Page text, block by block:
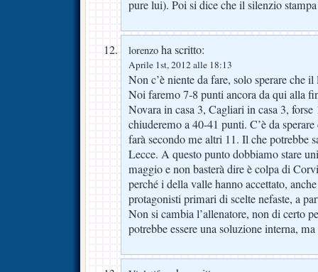
pure lui). Poi si dice che il silenzio
lorenzo ha scritto:
Aprile 1st, 2012 alle 18:13
Non c’è niente da fare, solo sperare che
Noi faremo 7-8 punti ancora da qui alla
Novara in casa 3, Cagliari in casa 3,
chiuderemo a 40-41 punti. C’è da
farà secondo me altri 11. Il che potrebbe
Lecce. A questo punto dobbiamo stare
maggio e non basterà dire è colpa di
perché i della valle hanno accettato,
protagonisti primari di scelte nefaste, a
Non si cambia l’allenatore, non di certo
potrebbe essere una soluzione interna,